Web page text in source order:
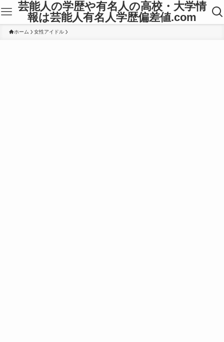
芸能人の学歴や有名人の高校・大学情
報は芸能人有名人学歴偏差値.com
ホーム 女性アイドル